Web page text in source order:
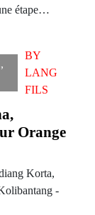
étape…
,
BY
LANG
FILS
Orange
Korta,
-